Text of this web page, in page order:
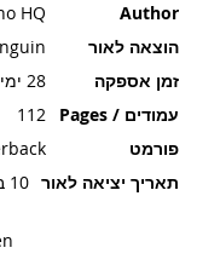
Author
HQ
הוצאה לאור
זמן אספקה
28 ימי עסקים - לא במלאי בארץ
עמודים / Pages
112
פורמט
תאריך יציאה לאור 10 בנוב׳ 2015